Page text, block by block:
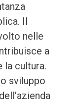
Il
nelle
a
la cultura.
sviluppo